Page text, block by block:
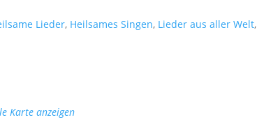
Lieder, Heilsames Singen, Lieder aus aller Welt,
Karte anzeigen